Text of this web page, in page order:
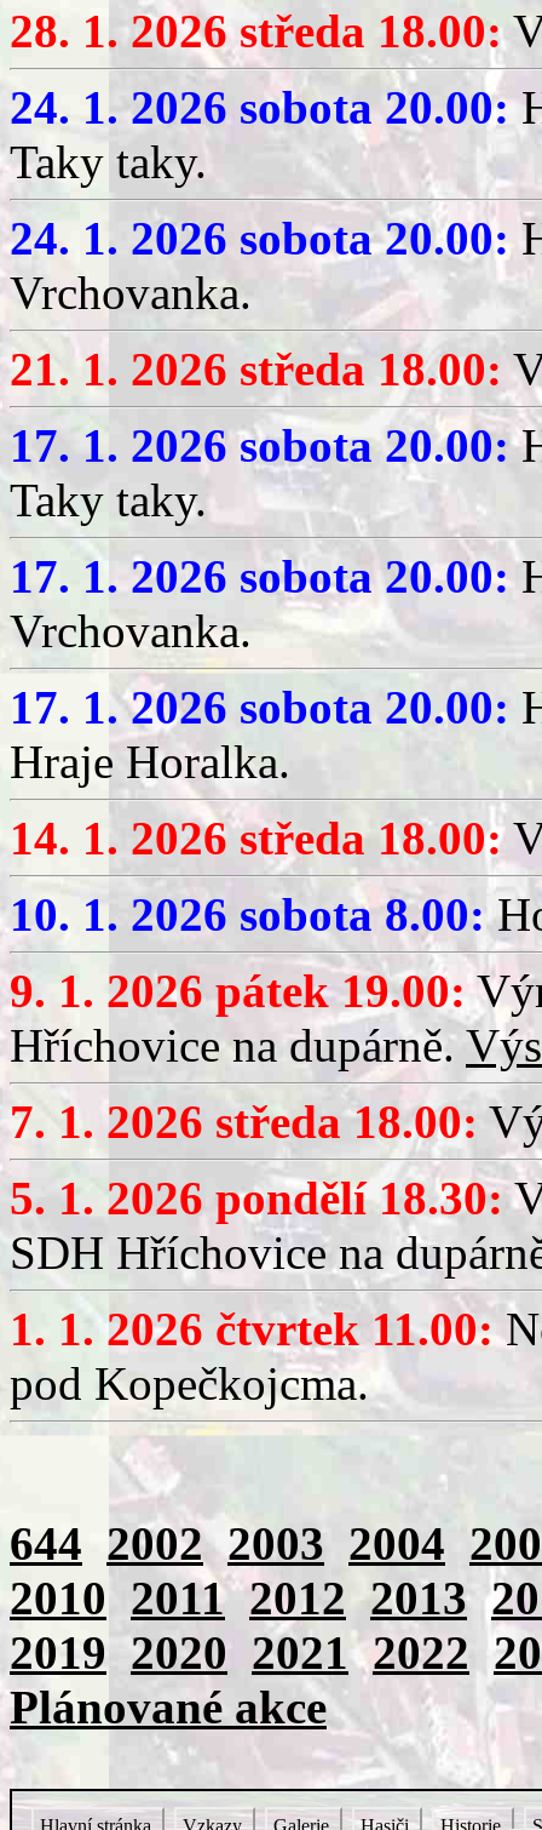
28. 1. 2026 středa 18.00:
24. 1. 2026 sobota 20.00:
Taky taky.
24. 1. 2026 sobota 20.00:
Vrchovanka.
21. 1. 2026 středa 18.00:
17. 1. 2026 sobota 20.00:
Taky taky.
17. 1. 2026 sobota 20.00:
Vrchovanka.
17. 1. 2026 sobota 20.00:
Hraje Horalka.
14. 1. 2026 středa 18.00:
10. 1. 2026 sobota 8.00:
9. 1. 2026 pátek 19.00:
Hříchovice na dupárně.
7. 1. 2026 středa 18.00:
5. 1. 2026 pondělí 18.30:
SDH Hříchovice na
1. 1. 2026 čtvrtek 11.00:
pod Kopečkojcma.
644 2002 2003 2004
2010 2011 2012 2013
2019 2020 2021 2022
Plánované akce
Hlavní stránka Vzkazy Galerie Hasiči Historie